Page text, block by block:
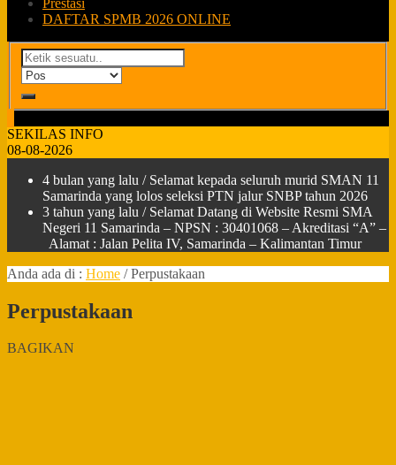
Prestasi
DAFTAR SPMB 2026 ONLINE
SEKILAS INFO
08-08-2026
4 bulan yang lalu / Selamat kepada seluruh murid SMAN 11
Samarinda yang lolos seleksi PTN jalur SNBP tahun 2026
3 tahun yang lalu / Selamat Datang di Website Resmi SMA
Negeri 11 Samarinda – NPSN : 30401068 – Akreditasi “A” –
Alamat : Jalan Pelita IV, Samarinda – Kalimantan Timur
Anda ada di : Home /Perpustakaan
Perpustakaan
BAGIKAN